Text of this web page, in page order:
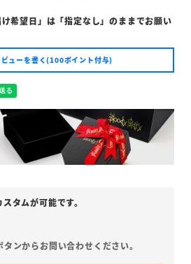
け希望日」は「指定なし」のままでお願い
ューを書く(100ポイント付与)